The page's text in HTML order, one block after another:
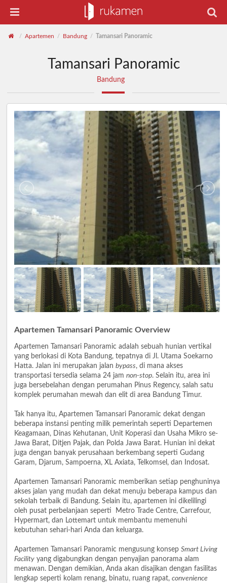
/ Apartemen / Bandung / Tamansari Panoramic
Tamansari Panoramic
Bandung
Apartemen Tamansari Panoramic Overview
Apartemen Tamansari Panoramic adalah sebuah hunian vertikal
yang berlokasi di Kota Bandung, tepatnya di Jl. Utama Soekarno
Hatta. Jalan ini merupakan jalan bypass, di mana akses
transportasi tersedia selama 24 jam non-stop. Selain itu, area ini
juga bersebelahan dengan perumahan Pinus Regency, salah satu
komplek perumahan mewah dan elit di area Bandung Timur.
Tak hanya itu, Apartemen Tamansari Panoramic dekat dengan
beberapa instansi penting milik pemerintah seperti Departemen
Keagamaan, Dinas Kehutanan, Unit Koperasi dan Usaha Mikro se-
Jawa Barat, Ditjen Pajak, dan Polda Jawa Barat. Hunian ini dekat
juga dengan banyak perusahaan berkembang seperti Gudang
Garam, Djarum, Sampoerna, XL Axiata, Telkomsel, dan Indosat.
Apartemen Tamansari Panoramic memberikan setiap penghuninya
akses jalan yang mudah dan dekat menuju beberapa kampus dan
sekolah terbaik di Bandung. Selain itu, apartemen ini dikelilingi
oleh pusat perbelanjaan seperti Metro Trade Centre, Carrefour,
Hypermart, dan Lottemart untuk membantu memenuhi
kebutuhan sehari-hari Anda dan keluarga.
Apartemen Tamansari Panoramic mengusung konsep Smart Living
Facility yang digabungkan dengan penyajian panorama alam
menawan. Dengan demikian, Anda akan disajikan dengan fasilitas
lengkap seperti kolam renang, binatu, ruang rapat, convenience